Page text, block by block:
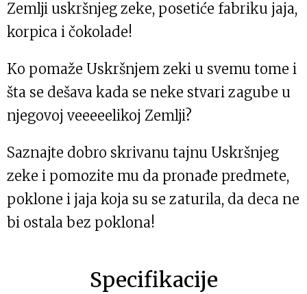
Zemlji uskršnjeg zeke, posetiće fabriku jaja,
korpica i čokolade!
Ko pomaže Uskršnjem zeki u svemu tome i
šta se dešava kada se neke stvari zagube u
njegovoj veeeeelikoj Zemlji?
Saznajte dobro skrivanu tajnu Uskršnjeg
zeke i pomozite mu da pronađe predmete,
poklone i jaja koja su se zaturila, da deca ne
bi ostala bez poklona!
Specifikacije